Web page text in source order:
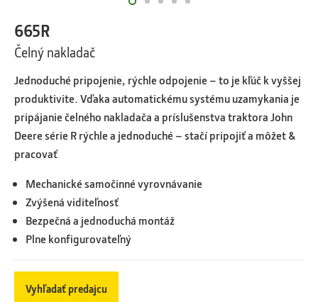
665R
Čelný nakladač
Jednoduché pripojenie, rýchle odpojenie – to je kľúč k vyššej
produktivite. Vďaka automatickému systému uzamykania je
pripájanie čelného nakladača a príslušenstva traktora John
Deere série R rýchle a jednoduché – stačí pripojiť a môžet &
pracovať
Mechanické samočinné vyrovnávanie
Zvýšená viditeľnosť
Bezpečná a jednoduchá montáž
Plne konfigurovateľný
Vyhľadať predajcu